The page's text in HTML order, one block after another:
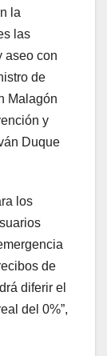
la
las
aseo con
de
Malagón
y
Duque
los
de
diferir el
del 0%”,